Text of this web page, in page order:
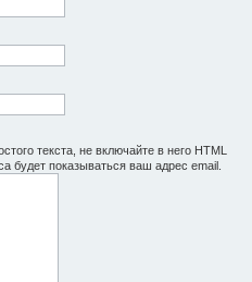
текста, не включайте в него HTML
будет показываться ваш адрес email.